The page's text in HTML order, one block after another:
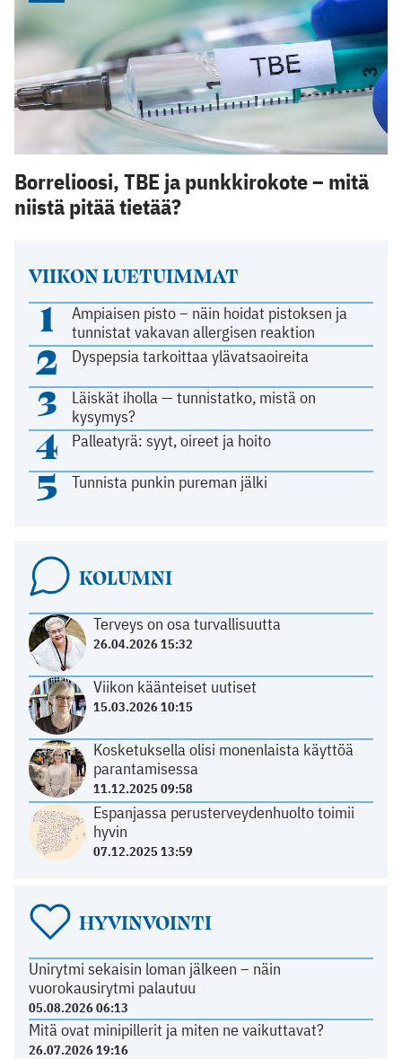
VIIKON LUETUIMMAT
1
Ampiaisen pisto – näin hoidat pistoksen ja
tunnistat vakavan allergisen reaktion
2 Dyspepsia tarkoittaa ylävatsaoireita
3
Läiskät iholla — tunnistatko, mistä on
kysymys?
4 Palleatyrä: syyt, oireet ja hoito
5 Tunnista punkin pureman jälki
KOLUMNI
Terveys on osa turvallisuutta
26.04.2026 15:32
Viikon käänteiset uutiset
15.03.2026 10:15
Kosketuksella olisi monenlaista käyttöä
parantamisessa
11.12.2025 09:58
Espanjassa perusterveydenhuolto toimii
hyvin
07.12.2025 13:59
HYVINVOINTI
Unirytmi sekaisin loman jälkeen – näin
vuorokausirytmi palautuu
05.08.2026 06:13
Mitä ovat minipillerit ja miten ne vaikuttavat?
26.07.2026 19:16
Borrelioosi, TBE ja punkkirokote – mitä
niistä pitää tietää?